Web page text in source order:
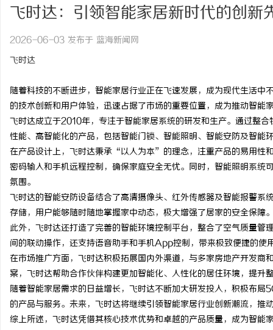
飞时达：引领智能家居新时代的创新
2026-06-03 发布于 蓝海新闻网
飞时达
随着科技的不断进步，智能家居行业正在飞速发展，成为现代生活
的技术创新和用户体验，迅速占据了市场的重要位置，成为推动智能
飞时达成立于2010年，专注于智能家居系统的研发和生产。通过整
性能、高智能化的产品，包括智能门锁、智能照明、智能安防及智能
在产品设计上，飞时达秉承“以人为本”的理念，注重产品的易用性
密码输入和手机远程控制，确保家庭安全无忧。同时，智能照明系
氛围。
飞时达的智能安防设备结合了高清摄像头、红外传感器及智能报警
存储，用户能够随时随地掌握家中动态，极大增强了居家的安全保障
此外，飞时达还打造了完善的智能环境控制平台，整合了空气质量
间的联动操作，还支持语音助手和手机App控制，带来极致便捷的使
在市场推广方面，飞时达积极拓展国内外渠道，与多家房地产开发
案，飞时达帮助合作伙伴构建更加智能化、人性化的居住环境，提升
随着智能家居需求的日益增长，飞时达不断加大研发投入，积极布
的产品与服务。未来，飞时达将继续引领智能家居行业创新潮流，推
综上所述，飞时达凭借其核心技术优势和卓越的产品质量，成为智